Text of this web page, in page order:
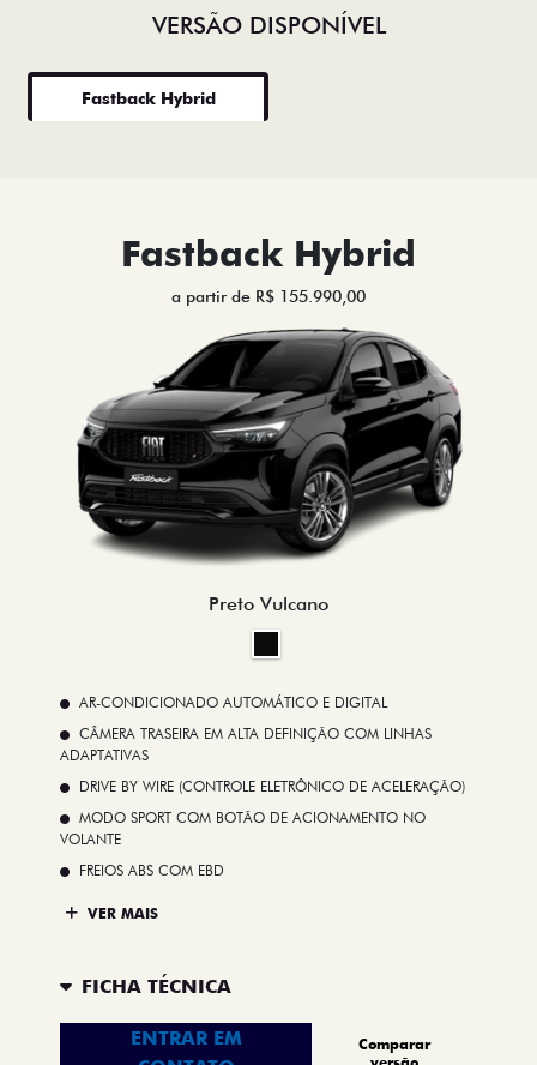
VERSÃO DISPONÍVEL
Fastback Hybrid
Fastback Hybrid
a partir de R$ 155.990,00
Preto Vulcano
AR-CONDICIONADO AUTOMÁTICO E DIGITAL
CÂMERA TRASEIRA EM ALTA DEFINIÇÃO COM LINHAS
ADAPTATIVAS
DRIVE BY WIRE (CONTROLE ELETRÔNICO DE ACELERAÇÃO)
MODO SPORT COM BOTÃO DE ACIONAMENTO NO
VOLANTE
FREIOS ABS COM EBD
VER MAIS
FICHA TÉCNICA
ENTRAR EM
Comparar